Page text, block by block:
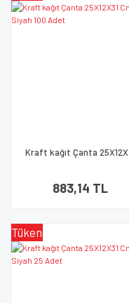
Kraft kağıt Çanta
883,14 TL
Tükendi